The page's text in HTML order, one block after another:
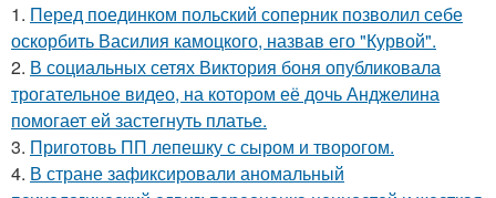
1. Перед поединком польский соперник позволил себе
оскорбить Василия камоцкого, назвав его "Курвой".
2. В социальных сетях Виктория боня опубликовала
трогательное видео, на котором её дочь Анджелина
помогает ей застегнуть платье.
3. Приготовь ПП лепешку с сыром и творогом.
4. В стране зафиксировали аномальный